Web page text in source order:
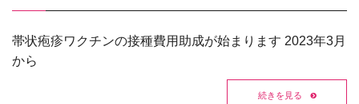
帯状疱疹ワクチンの接種費用助成が始まります 2023年3月
から
続きを見る